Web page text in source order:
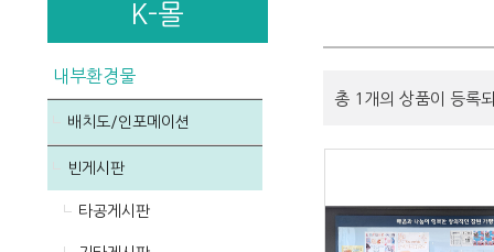
K-몰
내부환경물
배치도/인포메이션
빈게시판
타공게시판
총 1개의 상품이 등록